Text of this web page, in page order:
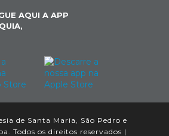
AQUI A APP
de Santa Maria, São Pedro e
Todos os direitos reservados |